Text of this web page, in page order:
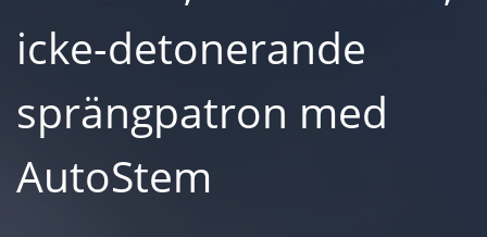
icke-detonerande
sprängpatron med
AutoStem